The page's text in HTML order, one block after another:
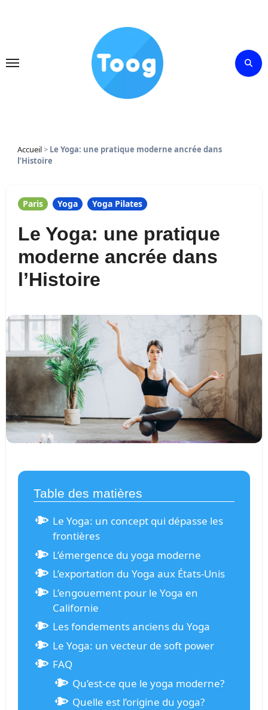
Accueil> Le Yoga: une pratique moderne ancrée dans
l’Histoire
Paris Yoga Yoga Pilates
Le Yoga: une pratique
moderne ancrée dans
l’Histoire
Table des matières
Le Yoga: un concept qui dépasse les
frontières
L’émergence du yoga moderne
L’exportation du Yoga aux États-Unis
L’engouement pour le Yoga en
Californie
Les fondements anciens du Yoga
Le Yoga: un vecteur de soft power
FAQ
Qu’est-ce que le yoga moderne?
Quelle est l’origine du yoga?